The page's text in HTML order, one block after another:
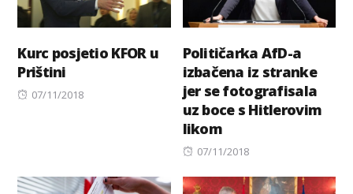
Kurc posjetio KFOR u
Prištini
Posted
07/11/2018
Političarka AfD-a
izbačena iz stranke
jer se fotografisala
uz boce s Hitlerovim
likom
Posted
07/11/2018